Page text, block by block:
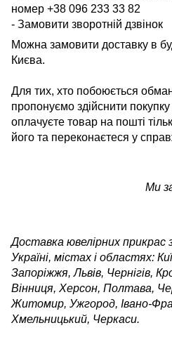
номер +38 096 233 33 82
- Замовити зворотній дзвінок
Можна замовити доставку в
Києва.
Для тих, хто побоюється
пропонуємо здійснити
оплачуєте товар на пошті
його та переконаєтеся у
Ми
Доставка ювелірних прикрас
Україні, містах і областях:
Запоріжжя, Львів, Чернігів,
Вінниця, Херсон, Полтава,
Житомир, Ужгород, Івано-
Хмельницький, Черкаси.